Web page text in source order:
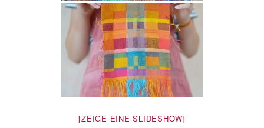
[ZEIGE EINE SLIDESHOW]